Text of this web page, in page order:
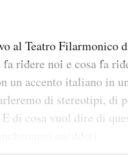
al Teatro Filarmonico
ridere noi e cosa fa
accento italiano in
di stereotipi, di
di cosa vuol dire di